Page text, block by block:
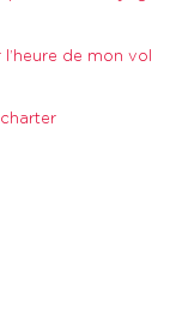
de mon vol